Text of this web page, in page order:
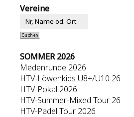
Vereine
SOMMER 2026
Medenrunde 2026
HTV-Löwenkids U8+/U10 26
HTV-Pokal 2026
HTV-Summer-Mixed Tour 26
HTV-Padel Tour 2026